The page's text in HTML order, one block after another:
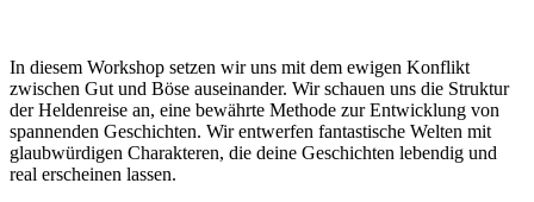
In diesem Workshop setzen wir uns mit dem ewigen Konflikt
zwischen Gut und Böse auseinander. Wir schauen uns die Struktur
der Heldenreise an, eine bewährte Methode zur Entwicklung von
spannenden Geschichten. Wir entwerfen fantastische Welten mit
glaubwürdigen Charakteren, die deine Geschichten lebendig und
real erscheinen lassen.